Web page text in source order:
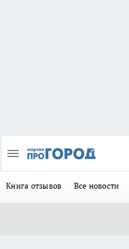
Книга отзывов Все новости